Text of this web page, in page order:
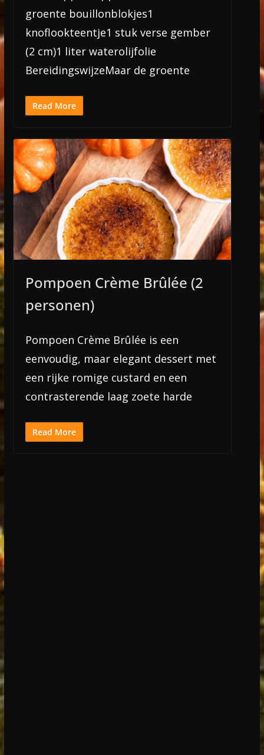
groente bouillonblokjes1
knoflookteentje1 stuk verse gember
(2 cm)1 liter waterolijfolie
BereidingswijzeMaar de groente
Read More
Pompoen Crème Brûlée (2
personen)
Pompoen Crème Brûlée is een
eenvoudig, maar elegant dessert met
een rijke romige custard en een
contrasterende laag zoete harde
Read More